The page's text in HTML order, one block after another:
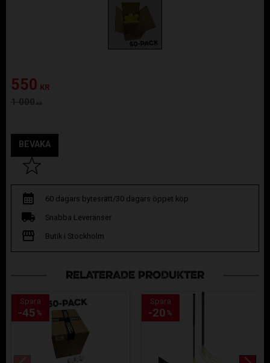
Nedsatt pris:
550 KR
Ordinarie pris:
1 000KR
Lägg till i favoriter
BEVAKA
60 dagars bytesrätt/30 dagars öppet köp
Snabba Leveranser
Butik i Stockholm
RELATERADE PRODUKTER
Spara
45 %
Spara
20 %